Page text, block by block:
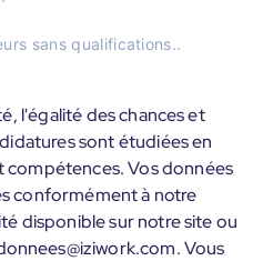
sans qualifications..
l'égalité des chances et
sont étudiées en
Vos données
conformément à notre
disponible sur notre site ou
Vous